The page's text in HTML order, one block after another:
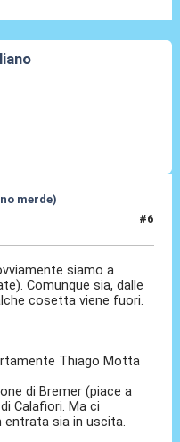
merde)
#6
siamo a
Comunque sia, dalle
cosetta viene fuori.
Thiago Motta
di Bremer (piace a
Calafiori. Ma ci
entrata sia in uscita.